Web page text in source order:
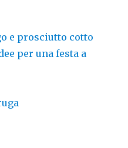
e prosciutto cotto
per una festa a